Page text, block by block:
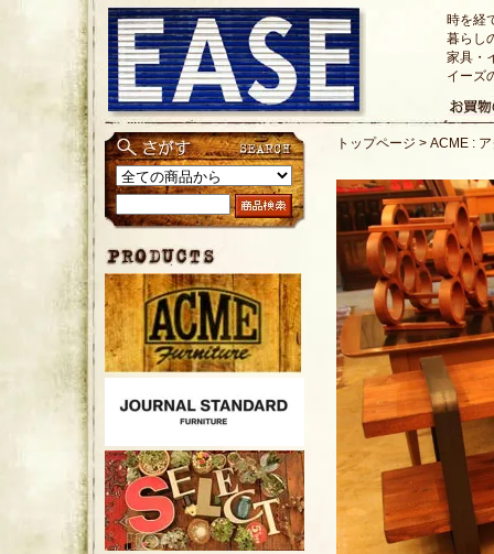
時を経
暮らし
家具・
イーズ
トップページ > ACME :